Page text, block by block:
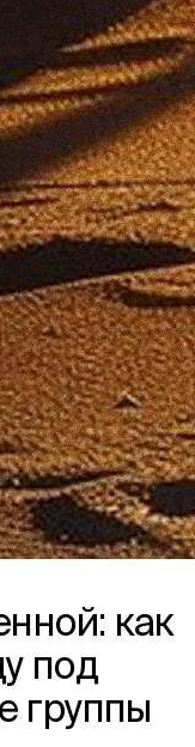
как
под
группы